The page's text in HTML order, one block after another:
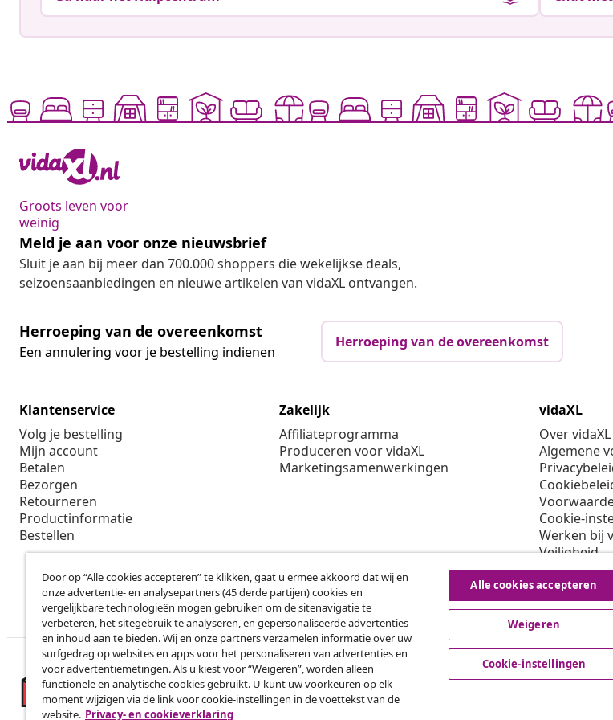
Groots leven voor
weinig
Meld je aan voor onze nieuwsbrief
Sluit je aan bij meer dan 700.000 shoppers die wekelijkse deals,
seizoensaanbiedingen en nieuwe artikelen van vidaXL ontvangen.
Herroeping van de overeenkomst
Een annulering voor je bestelling indienen
Herroeping van de overeenkomst
Klantenservice
Volg je bestelling
Mijn account
Betalen
Bezorgen
Retourneren
Productinformatie
Bestellen
Zakelijk
Affiliateprogramma
Produceren voor vidaXL
Marketingsamenwerkingen
vidaXL
Over vidaXL
Algemene
Cookie-
Werken bij
Veiligheid
EU
Beleid voor
Door op “Alle cookies accepteren” te klikken, gaat u ermee akkoord dat wij en
onze advertentie- en analysepartners (45 derde partijen) cookies en
vergelijkbare technologieën mogen gebruiken om de sitenavigatie te
verbeteren, het sitegebruik te analyseren, en gepersonaliseerde advertenties
en inhoud aan te bieden. Wij en onze partners verzamelen informatie over uw
surfgedrag op websites en apps voor het personaliseren van advertenties en
voor advertentiemetingen. Als u kiest voor “Weigeren”, worden alleen
functionele en analytische cookies gebruikt. U kunt uw voorkeuren op elk
moment wijzigen via de link voor cookie-instellingen in de voettekst van de
website. Privacy- en cookieverklaring
Alle cookies accepteren
Weigeren
Cookie-instellingen